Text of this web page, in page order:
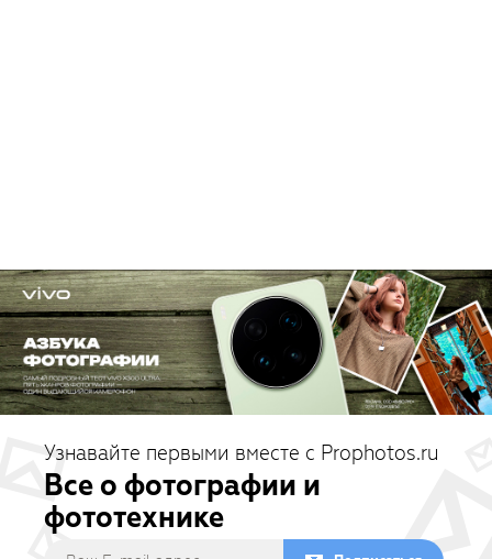
Узнавайте первыми вместе с Prophotos.ru
Все о фотографии и
фототехнике